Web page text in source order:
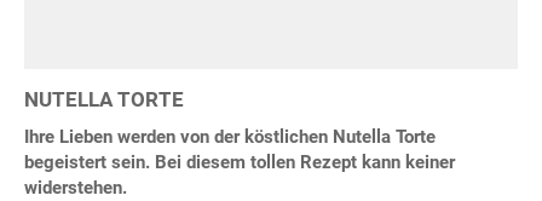
NUTELLA TORTE
Ihre Lieben werden von der köstlichen Nutella Torte
begeistert sein. Bei diesem tollen Rezept kann keiner
widerstehen.